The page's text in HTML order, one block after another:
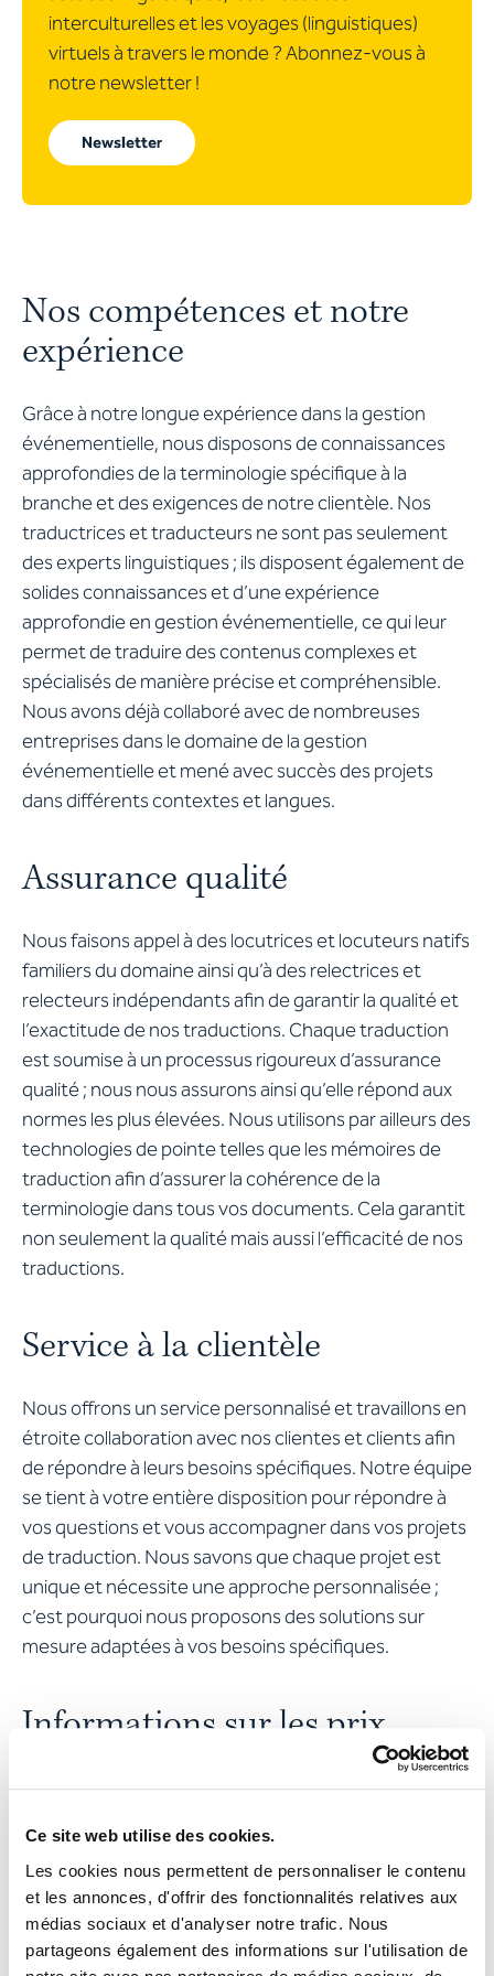
Ce site web utilise des cookies.
Les cookies nous permettent de personnaliser le contenu
et les annonces, d'offrir des fonctionnalités relatives aux
médias sociaux et d'analyser notre trafic. Nous
partageons également des informations sur l'utilisation de
interculturelles et les voyages (linguistiques)
virtuels à travers le monde ? Abonnez-vous à
notre newsletter !
Newsletter
Nos compétences et notre
expérience
Grâce à notre longue expérience dans la gestion
événementielle, nous disposons de connaissances
approfondies de la terminologie spécifique à la
branche et des exigences de notre clientèle. Nos
traductrices et traducteurs ne sont pas seulement
des experts linguistiques ; ils disposent également de
solides connaissances et d’une expérience
approfondie en gestion événementielle, ce qui leur
permet de traduire des contenus complexes et
spécialisés de manière précise et compréhensible.
Nous avons déjà collaboré avec de nombreuses
entreprises dans le domaine de la gestion
événementielle et mené avec succès des projets
dans différents contextes et langues.
Assurance qualité
Nous faisons appel à des locutrices et locuteurs natifs
familiers du domaine ainsi qu’à des relectrices et
relecteurs indépendants afin de garantir la qualité et
l’exactitude de nos traductions. Chaque traduction
est soumise à un processus rigoureux d’assurance
qualité ; nous nous assurons ainsi qu’elle répond aux
normes les plus élevées. Nous utilisons par ailleurs des
technologies de pointe telles que les mémoires de
traduction afin d’assurer la cohérence de la
terminologie dans tous vos documents. Cela garantit
non seulement la qualité mais aussi l’efficacité de nos
traductions.
Service à la clientèle
Nous offrons un service personnalisé et travaillons en
étroite collaboration avec nos clientes et clients afin
de répondre à leurs besoins spécifiques. Notre équipe
se tient à votre entière disposition pour répondre à
vos questions et vous accompagner dans vos projets
de traduction. Nous savons que chaque projet est
unique et nécessite une approche personnalisée ;
c’est pourquoi nous proposons des solutions sur
mesure adaptées à vos besoins spécifiques.
Informations sur les prix
Nous proposons une structure tarifaire claire et
basés sur différents facteurs, notamment la longueur
et la complexité du texte, la langue souhaitée et le
délai de livraison. Nous croyons en une tarification
juste et transparente et nous efforçons toujours de
proposer le meilleur rapport qualité-prix à notre